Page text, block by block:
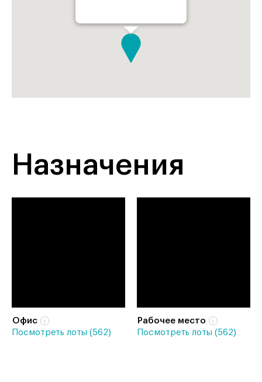
Назначения
Офис
Посмотреть лоты (562)
Рабочее место
Посмотреть лоты (562)